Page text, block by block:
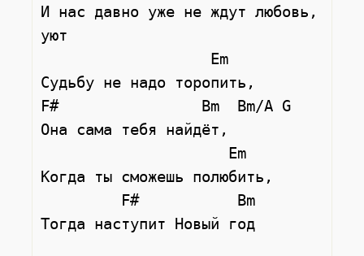
И нас давно уже не ждут любовь,
уют
Судьбу не надо торопить,
F#                Bm  Bm/A G
Она сама тебя найдёт,
Когда ты сможешь полюбить,
Тогда наступит Новый год